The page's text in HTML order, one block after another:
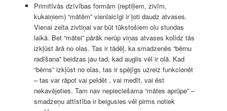
Primitīvās dzīvības formām (reptiļiem, zivīm,
kukaiņiem) “mātēm” vienlaicīgi ir ļoti daudz atvases.
Vienai zelta zivtiņai var būt tūkstošiem olu stundas
laikā. Bet “mātei” pārāk nerūp viņas atvases kolīdz tās
izkļūst ārā no olas. Tas ir tādēļ, ka smadzenēs “bērnu
radīšana” beidzas jau tad, kad auglis vēl ir olā. Kad
“bērns” izkļūst no olas, tas ir spējīgs uzreiz funkcionēt
– tas var rāpot vai peldēt , vai medīt, vai ēst
nekavējoties. Tam nav nepieciešama “mātes aprūpe” –
smadzeņu attīstība ir beigusies vēl pirms notiek